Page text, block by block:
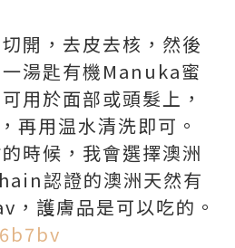
開，去皮去核，然後
湯匙有機Manuka蜜
用於面部或頭髮上，
再用温水清洗即可。
時候，我會選擇澳洲
認證的澳洲天然有
，護膚品是可以吃的。